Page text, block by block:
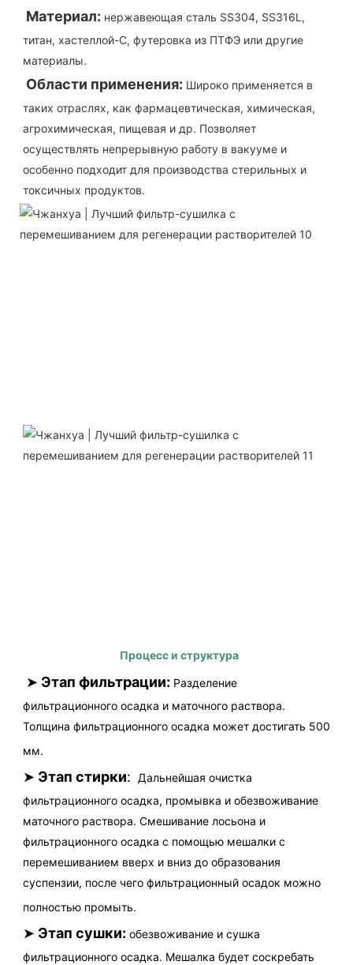
Материал: нержавеющая сталь SS304, SS316L,
титан, хастеллой-С, футеровка из ПТФЭ или другие
материалы.
Области применения: Широко применяется в
таких отраслях, как фармацевтическая, химическая,
агрохимическая, пищевая и др. Позволяет
осуществлять непрерывную работу в вакууме и
особенно подходит для производства стерильных и
токсичных продуктов.
Процесс и структура
➤ Этап фильтрации: Разделение
фильтрационного осадка и маточного раствора.
Толщина фильтрационного осадка может достигать 500
мм.
➤ Этап стирки:
Дальнейшая очистка
фильтрационного осадка, промывка и обезвоживание
маточного раствора. Смешивание лосьона и
фильтрационного осадка с помощью мешалки с
перемешиванием вверх и вниз до образования
суспензии, после чего фильтрационный осадок можно
полностью промыть.
➤ Этап сушки: обезвоживание и сушка
фильтрационного осадка. Мешалка будет соскребать